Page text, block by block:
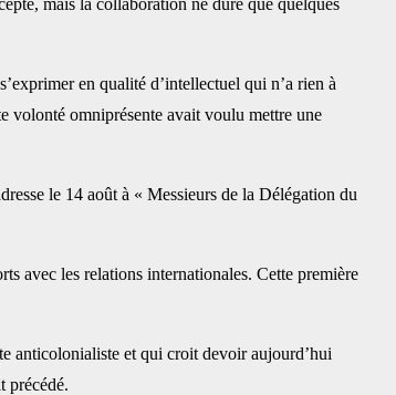
en qualité d’intellectuel qui n’a rien à
volonté omniprésente avait voulu mettre une
le 14 août à « Messieurs de la Délégation du
avec les relations internationales. Cette première
anticolonialiste et qui croit devoir aujourd’hui
précédé.